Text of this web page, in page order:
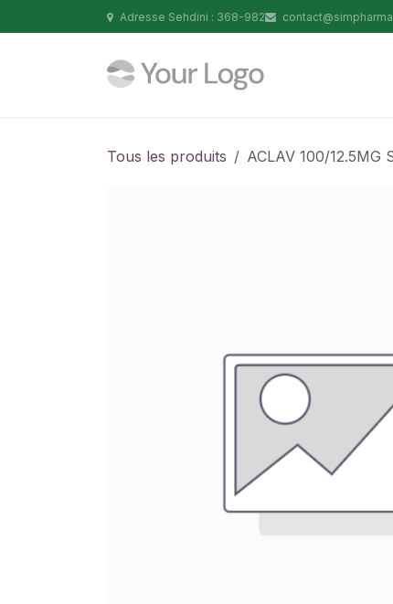
Se rendre au contenuAdresse Sehdini : 368-982
Tous les produits ACLAV 100/12.5MG